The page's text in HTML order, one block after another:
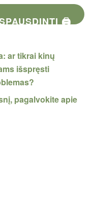
🖨
ar tikrai kinų
išspręsti
pagalvokite apie